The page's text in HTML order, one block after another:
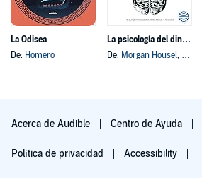
La Odisea
De: Homero
La psicología del dinero
De: Morgan Housel, y otros
Acerca de Audible Centro de Ayuda
Política de privacidad Accessibility